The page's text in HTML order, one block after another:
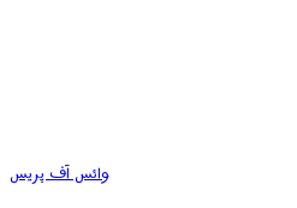
وائس آف پریس